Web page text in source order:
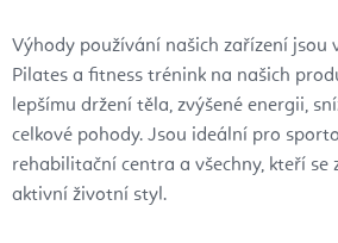
Výhody používání našich zařízení jsou
Pilates a fitness trénink na našich
lepšímu držení těla, zvýšené energii,
celkové pohody. Jsou ideální pro
rehabilitační centra a všechny, kteří se
aktivní životní styl.